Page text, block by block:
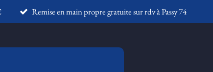
Remise en main propre gratuite sur rdv à Passy 74